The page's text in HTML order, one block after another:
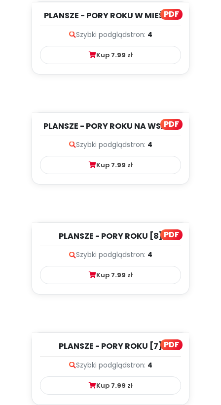
PDF
PLANSZE - PORY ROKU W MIEŚCIE
Szybki podglądstron: 4
Kup 7.99 zł
PDF
PLANSZE - PORY ROKU NA WSI [9]
Szybki podglądstron: 4
Kup 7.99 zł
PDF
PLANSZE - PORY ROKU [8]
Szybki podglądstron: 4
Kup 7.99 zł
PDF
PLANSZE - PORY ROKU [7]
Szybki podglądstron: 4
Kup 7.99 zł